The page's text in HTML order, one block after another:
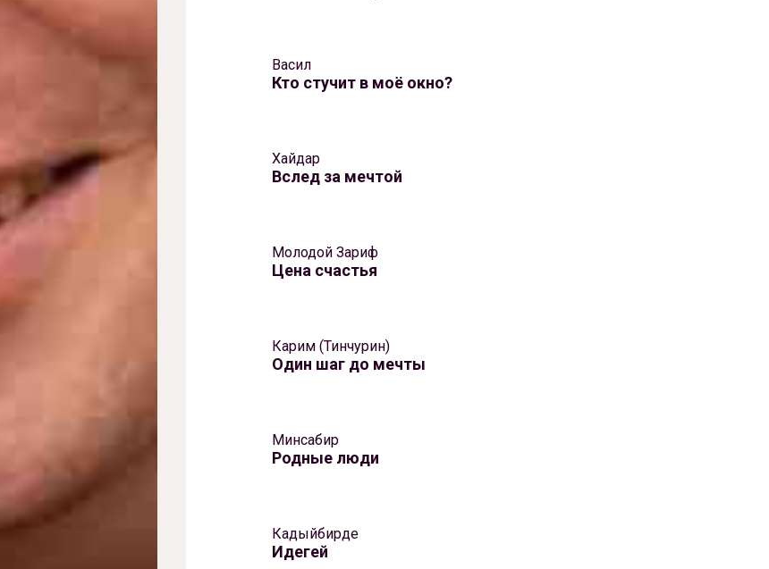
Васил
Кто стучит в моё окно?
Хайдар
Вслед за мечтой
Молодой Зариф
Цена счастья
Карим (Тинчурин)
Один шаг до мечты
Минсабир
Родные люди
Кадыйбирде
Идегей